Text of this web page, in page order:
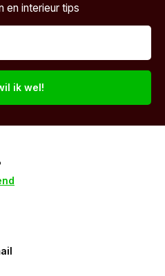
en interieur tips
ik wel!